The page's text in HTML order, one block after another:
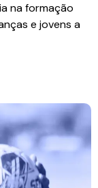
na formação
e jovens a